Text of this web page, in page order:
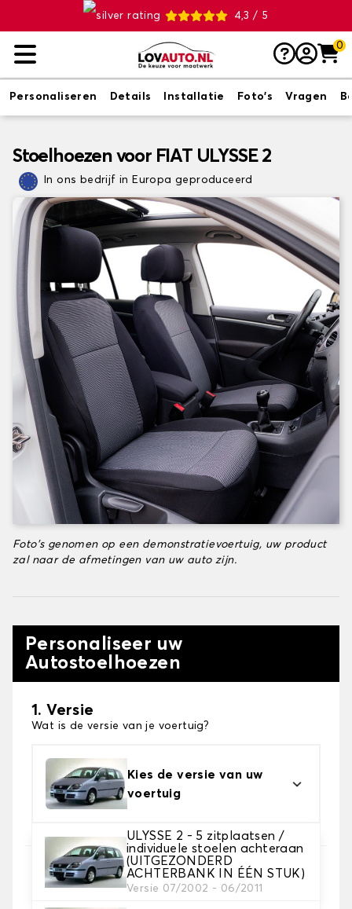
4,3 / 5
0
Personaliseren Details Installatie Foto's Vragen
Stoelhoezen voor FIAT ULYSSE 2
In ons bedrijf in Europa geproduceerd
Foto's genomen op een demonstratievoertuig, uw product
zal naar de afmetingen van uw auto zijn.
Personaliseer uw
Autostoelhoezen
1. Versie
Wat is de versie van je voertuig?
Kies de versie van uw
voertuig
ULYSSE 2 - 5 zitplaatsen /
individuele stoelen achteraan
(UITGEZONDERD
ACHTERBANK IN ÉÉN STUK)
Versie 07/2002 - 06/2011
2. Set hoezen
Selecteer de stoelhoezen die je nodig hebt